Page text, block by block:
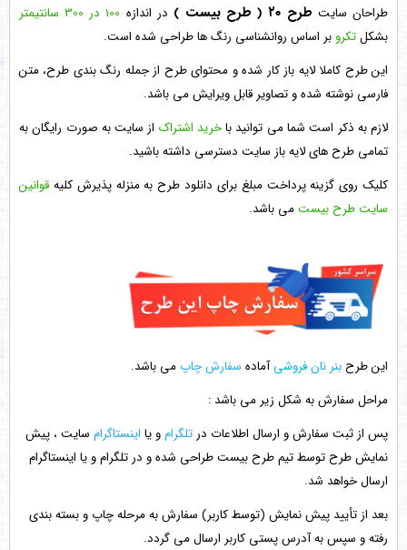
طراحان سایت طرح ۲۰ ( طرح بیست ) در اندازه 100 در 300 سانتیمتر
بشکلتکرو بر اساس روانشناسی رنگ ها طراحی شده است.
این طرح کاملا لایه باز کار شده و محتوای طرح از جمله رنگ بندی طرح، متن
فارسی نوشته شده و تصاویر قابل ویرایش می باشد.
لازم به ذکر است شما می توانید باخرید اشتراک از سایت به صورت رایگان به
تمامی طرح های لایه باز سایت دسترسی داشته باشید.
کلیک روی گزینه پرداخت مبلغ برای دانلود طرح به منزله پذیرش کلیه قوانین
سایت طرح بیستمی باشد.
این طرحبنر نان فروشیآماده سفارش چاپ می باشد.
مراحل سفارش به شکل زیر می باشد :
پس از ثبت سفارش و ارسال اطلاعات درتلگرامو یا اینستاگرام سایت ، پیش
نمایش طرح توسط تیم طرح بیست طراحی شده و در تلگرام و یا اینستاگرام
ارسال خواهد شد.
بعد از تأیید پیش نمایش (توسط کاربر) سفارش به مرحله چاپ و بسته بندی
رفته و سپس به آدرس پستی کاربر ارسال می گردد.